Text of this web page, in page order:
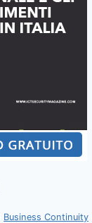
Business Continuity